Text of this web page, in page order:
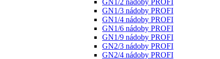
GN1/2 nádoby PROFI
GN1/3 nádoby PROFI
GN1/4 nádoby PROFI
GN1/6 nádoby PROFI
GN1/9 nádoby PROFI
GN2/3 nádoby PROFI
GN2/4 nádoby PROFI